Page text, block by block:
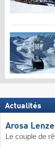
Actualités
Arosa
Le couple de